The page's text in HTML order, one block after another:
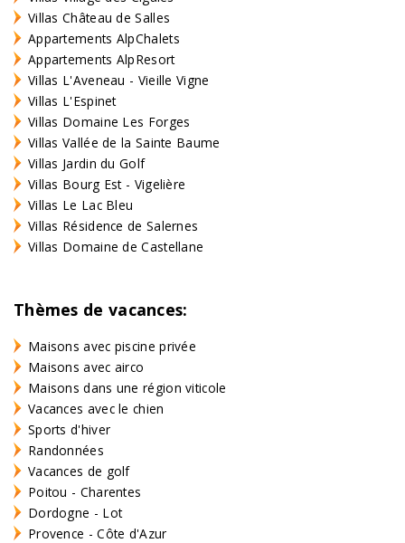
Villas Château de Salles
Appartements AlpChalets
Appartements AlpResort
Villas L'Aveneau - Vieille Vigne
Villas L'Espinet
Villas Domaine Les Forges
Villas Vallée de la Sainte Baume
Villas Jardin du Golf
Villas Bourg Est - Vigelière
Villas Le Lac Bleu
Villas Résidence de Salernes
Villas Domaine de Castellane
Thèmes de vacances:
Maisons avec piscine privée
Maisons avec airco
Maisons dans une région viticole
Vacances avec le chien
Sports d'hiver
Randonnées
Vacances de golf
Poitou - Charentes
Dordogne - Lot
Provence - Côte d'Azur